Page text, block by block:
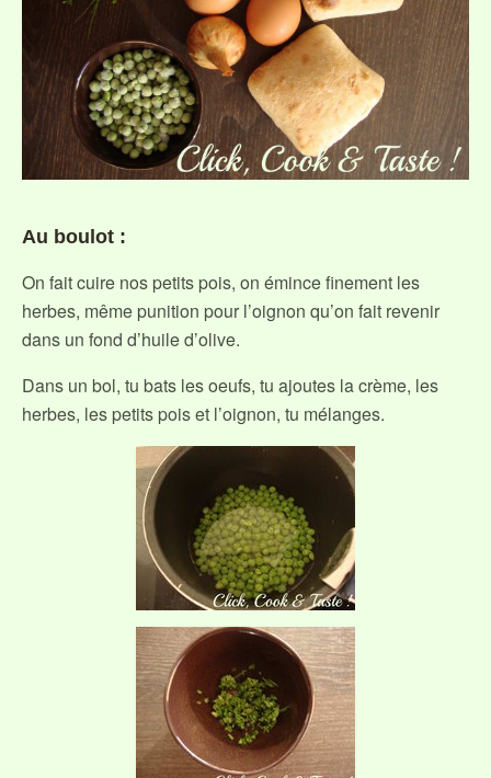
Au boulot :
On fait cuire nos petits pois, on émince finement les
herbes, même punition pour l’oignon qu’on fait revenir
dans un fond d’huile d’olive.
Dans un bol, tu bats les oeufs, tu ajoutes la crème, les
herbes, les petits pois et l’oignon, tu mélanges.